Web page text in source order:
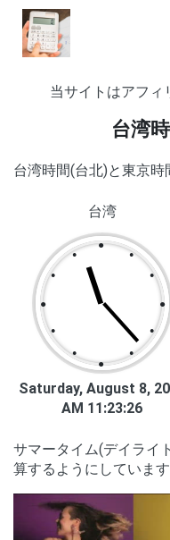
当サイトはアフィ
台湾
台湾時間(台北)と東京時
台湾
●
●
●
●
●
●
●
●
●
●
●
●
Saturday, August 8,
AM 11:23:26
サマータイム(デイライ
算するようにしています